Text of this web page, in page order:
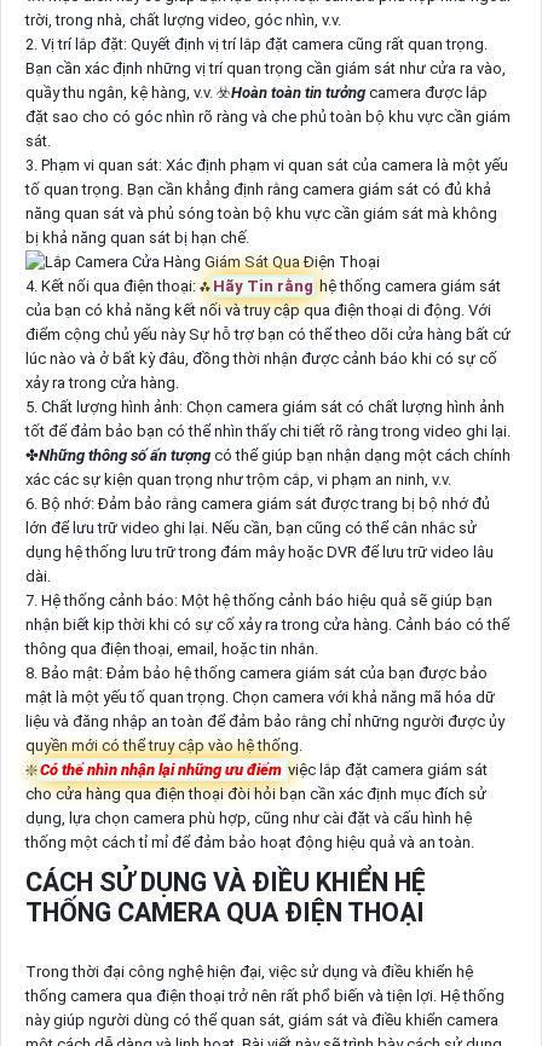
trời, trong nhà, chất lượng video, góc nhìn, v.v.
2. Vị trí lắp đặt: Quyết định vị trí lắp đặt camera cũng rất quan trọng.
Bạn cần xác định những vị trí quan trọng cần giám sát như cửa ra vào,
quầy thu ngân, kệ hàng, v.v. ☣️Hoàn toàn tin tưởngcamera được lắp
đặt sao cho có góc nhìn rõ ràng và che phủ toàn bộ khu vực cần giám
sát.
3. Phạm vi quan sát: Xác định phạm vi quan sát của camera là một yếu
tố quan trọng. Bạn cần khẳng định rằng camera giám sát có đủ khả
năng quan sát và phủ sóng toàn bộ khu vực cần giám sát mà không
bị khả năng quan sát bị hạn chế.
4. Kết nối qua điện thoại: ⁂ Hãy Tin rằng hệ thống camera giám sát
của bạn có khả năng kết nối và truy cập qua điện thoại di động. Với
điểm cộng chủ yếu này Sự hỗ trợ bạn có thể theo dõi cửa hàng bất cứ
lúc nào và ở bất kỳ đâu, đồng thời nhận được cảnh báo khi có sự cố
xảy ra trong cửa hàng.
5. Chất lượng hình ảnh: Chọn camera giám sát có chất lượng hình ảnh
tốt để đảm bảo bạn có thể nhìn thấy chi tiết rõ ràng trong video ghi lại.
✤Những thông số ấn tượngcó thể giúp bạn nhận dạng một cách chính
xác các sự kiện quan trọng như trộm cắp, vi phạm an ninh, v.v.
6. Bộ nhớ: Đảm bảo rằng camera giám sát được trang bị bộ nhớ đủ
lớn để lưu trữ video ghi lại. Nếu cần, bạn cũng có thể cân nhắc sử
dụng hệ thống lưu trữ trong đám mây hoặc DVR để lưu trữ video lâu
dài.
7. Hệ thống cảnh báo: Một hệ thống cảnh báo hiệu quả sẽ giúp bạn
nhận biết kịp thời khi có sự cố xảy ra trong cửa hàng. Cảnh báo có thể
thông qua điện thoại, email, hoặc tin nhắn.
8. Bảo mật: Đảm bảo hệ thống camera giám sát của bạn được bảo
mật là một yếu tố quan trọng. Chọn camera với khả năng mã hóa dữ
liệu và đăng nhập an toàn để đảm bảo rằng chỉ những người được ủy
quyền mới có thể truy cập vào hệ thống.
❇️Có thể nhìn nhận lại những ưu điểm việc lắp đặt camera giám sát
cho cửa hàng qua điện thoại đòi hỏi bạn cần xác định mục đích sử
dụng, lựa chọn camera phù hợp, cũng như cài đặt và cấu hình hệ
thống một cách tỉ mỉ để đảm bảo hoạt động hiệu quả và an toàn.
CÁCH SỬ DỤNG VÀ ĐIỀU KHIỂN HỆ
THỐNG CAMERA QUA ĐIỆN THOẠI
Trong thời đại công nghệ hiện đại, việc sử dụng và điều khiển hệ
thống camera qua điện thoại trở nên rất phổ biến và tiện lợi. Hệ thống
này giúp người dùng có thể quan sát, giám sát và điều khiển camera